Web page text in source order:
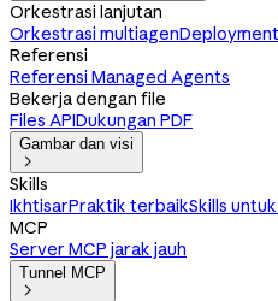
Orkestrasi lanjutan
Orkestrasi multiagen
Referensi
Referensi Managed Agents
Bekerja dengan file
Files APIDukungan PDF
Gambar dan visi

Skills
IkhtisarPraktik terbaikSkills
MCP
Server MCP jarak jauh
Tunnel MCP
